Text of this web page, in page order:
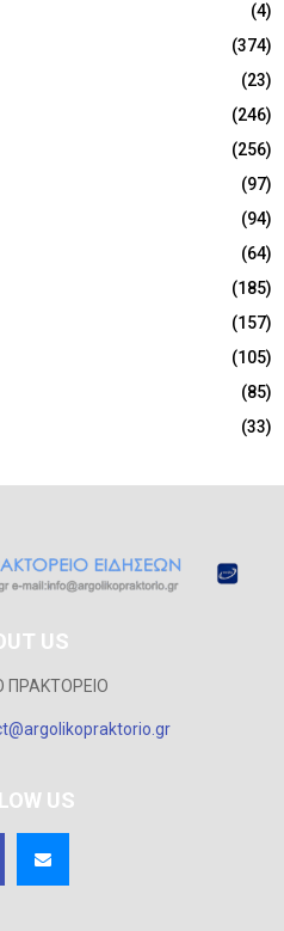
(4)
(374)
(23)
(246)
(256)
(97)
(94)
(64)
(185)
(157)
(105)
(85)
(33)
US
ΠΡΑΚΤΟΡΕΙΟ
US